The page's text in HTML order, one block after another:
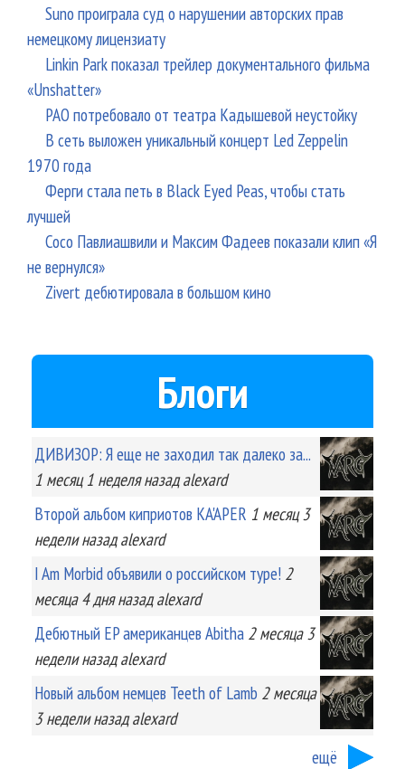
Suno проиграла суд о нарушении авторских прав
немецкому лицензиату
Linkin Park показал трейлер документального фильма
«Unshatter»
РАО потребовало от театра Кадышевой неустойку
В сеть выложен уникальный концерт Led Zeppelin
1970 года
Ферги стала петь в Black Eyed Peas, чтобы стать
лучшей
Сосо Павлиашвили и Максим Фадеев показали клип «Я
не вернулся»
Zivert дебютировала в большом кино
Блоги
ДИВИЗОР: Я еще не заходил так далеко за...
1 месяц 1 неделяназад alexard
Второй альбом киприотов KA'APER 1 месяц 3
неделиназад alexard
I Am Morbid объявили о российском туре! 2
месяца 4 дняназад alexard
Дебютный EP американцев Abitha 2 месяца 3
неделиназад alexard
Новый альбом немцев Teeth of Lamb 2 месяца
3 неделиназад alexard
ещё